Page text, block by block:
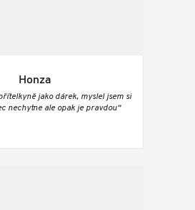
Honza
jako dárek, myslel jsem si
nechytne ale opak je pravdou“